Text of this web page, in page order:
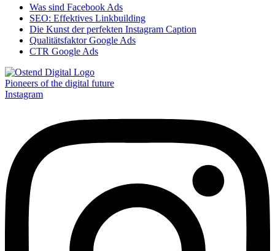
Was sind Facebook Ads
SEO: Effektives Linkbuilding
Die Kunst der perfekten Instagram Caption
Qualitätsfaktor Google Ads
CTR Google Ads
Pioneers of the digital future
Instagram